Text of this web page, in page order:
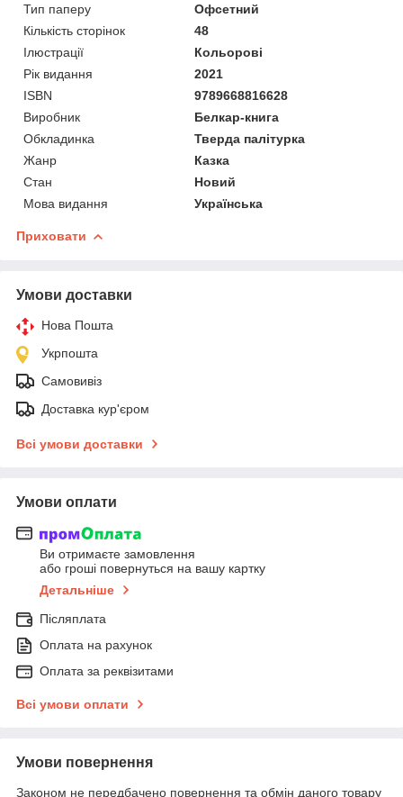
Тип паперу
Офсетний
Кількість сторінок
48
Ілюстрації
Кольорові
Рік видання
2021
ISBN
9789668816628
Виробник
Белкар-книга
Обкладинка
Тверда палітурка
Жанр
Казка
Стан
Новий
Мова видання
Українська
Приховати
Умови доставки
Нова Пошта
Укрпошта
Самовивіз
Доставка кур'єром
Всі умови доставки
Умови оплати
Ви отримаєте замовлення
або гроші повернуться на вашу картку
Детальніше
Післяплата
Оплата на рахунок
Оплата за реквізитами
Всі умови оплати
Умови повернення
Законом не передбачено повернення та обмін даного товару